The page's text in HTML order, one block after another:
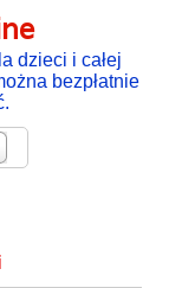
dzieci i całej
bezpłatnie